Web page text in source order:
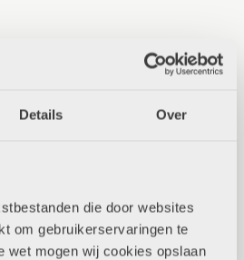
Details Over
die door websites
om gebruikerservaringen te
wet mogen wij cookies opslaan
in een kleuterwereld
afstemmen op
kind